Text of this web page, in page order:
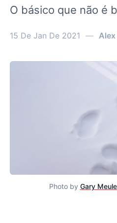
O básico que não é
15 De Jan De 2021 —
Photo by Gary